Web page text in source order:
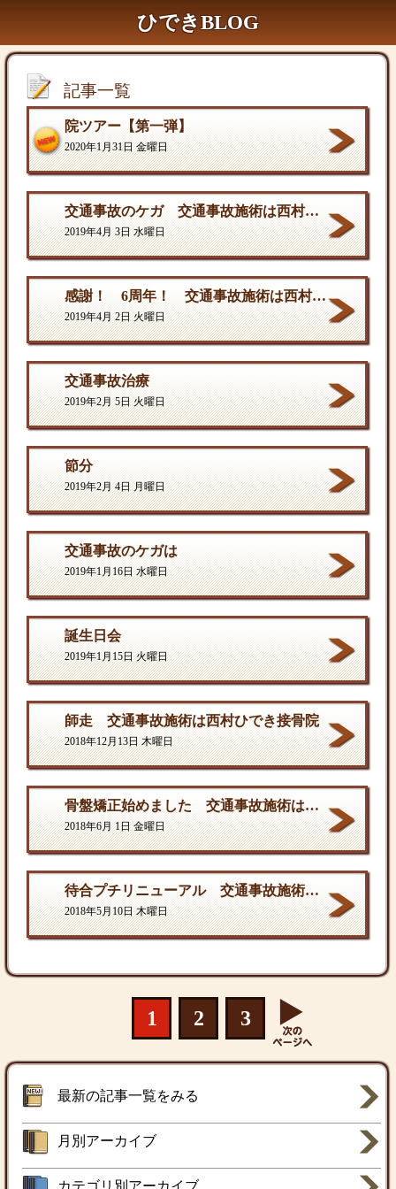
ひできBLOG
記事一覧
院ツアー【第一弾】
2020年1月31日 金曜日
交通事故のケガ 交通事故施術は西村ひでき接骨院
2019年4月 3日 水曜日
感謝！ 6周年！ 交通事故施術は西村ひでき接骨院
2019年4月 2日 火曜日
交通事故治療
2019年2月 5日 火曜日
節分
2019年2月 4日 月曜日
交通事故のケガは
2019年1月16日 水曜日
誕生日会
2019年1月15日 火曜日
師走 交通事故施術は西村ひでき接骨院
2018年12月13日 木曜日
骨盤矯正始めました 交通事故施術は西村ひでき接骨院
2018年6月 1日 金曜日
待合プチリニューアル 交通事故施術は西村ひでき接骨院
2018年5月10日 木曜日
1 2 3
最新の記事一覧をみる
月別アーカイブ
カテゴリ別アーカイブ